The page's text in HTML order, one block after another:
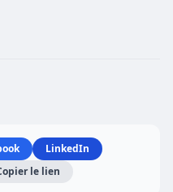
LinkedIn
le lien